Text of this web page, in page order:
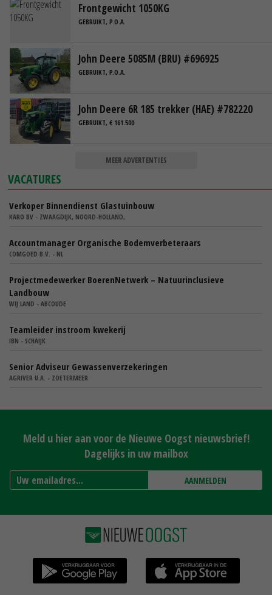
Frontgewicht 1050KG
GEBRUIKT, P.O.A.
John Deere 5085M (BRU) #696925
GEBRUIKT, P.O.A.
John Deere 6R 185 trekker (HAE) #782220
GEBRUIKT, € 161.500
MEER ADVERTENTIES
VACATURES
Verkoper Binnendienst Glastuinbouw
KARO BV - ZWAAGDIJK, NOORD-HOLLAND,
Accountmanager Organische Bodemverbeteraars
COMGOED B.V. - NL
Projectmedewerker BoerenNetwerk – Natuurinclusieve
Landbouw
WIJ.LAND - ABCOUDE
Teamleider instroom kwekerij
IBN - SCHAIJK
Senior Adviseur Gewassenverzekeringen
AGRIVER U.A. - ZOETERMEER
Meld u hier aan voor de Nieuwe Oogst nieuwsbrief!
Dagelijks in uw mailbox
AANMELDEN